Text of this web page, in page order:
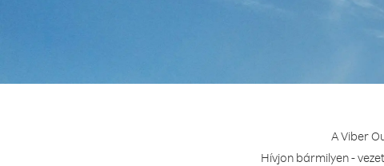
A Viber
Hívjon bármilyen -